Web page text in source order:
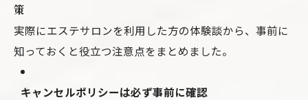
策
実際にエステサロンを利用した方の体験談から、事前に
知っておくと役立つ注意点をまとめました。
キャンセルポリシーは必ず事前に確認